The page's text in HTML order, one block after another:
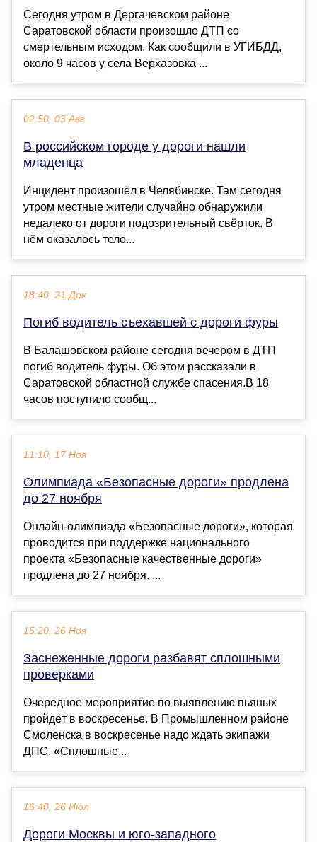
Сегодня утром в Дергачевском районе
Саратовской области произошло ДТП со
смертельным исходом. Как сообщили в УГИБДД,
около 9 часов у села Верхазовка ...
02:50, 03 Авг
В российском городе у дороги нашли
младенца
Инцидент произошёл в Челябинске. Там сегодня
утром местные жители случайно обнаружили
недалеко от дороги подозрительный свёрток. В
нём оказалось тело...
18:40, 21 Дек
Погиб водитель съехавшей с дороги фуры
В Балашовском районе сегодня вечером в ДТП
погиб водитель фуры. Об этом рассказали в
Саратовской областной службе спасения.В 18
часов поступило сообщ...
11:10, 17 Ноя
Олимпиада «Безопасные дороги» продлена
до 27 ноября
Онлайн-олимпиада «Безопасные дороги», которая
проводится при поддержке национального
проекта «Безопасные качественные дороги»
продлена до 27 ноября. ...
15:20, 26 Ноя
Заснеженные дороги разбавят сплошными
проверками
Очередное мероприятие по выявлению пьяных
пройдёт в воскресенье. В Промышленном районе
Смоленска в воскресенье надо ждать экипажи
ДПС. «Сплошные...
16:40, 26 Июл
Дороги Москвы и юго-западного